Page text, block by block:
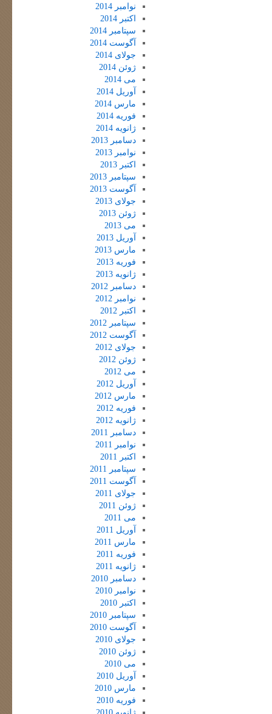
نوامبر 2014
اکتبر 2014
سپتامبر 2014
آگوست 2014
جولای 2014
ژوئن 2014
می 2014
آوریل 2014
مارس 2014
فوریه 2014
ژانویه 2014
دسامبر 2013
نوامبر 2013
اکتبر 2013
سپتامبر 2013
آگوست 2013
جولای 2013
ژوئن 2013
می 2013
آوریل 2013
مارس 2013
فوریه 2013
ژانویه 2013
دسامبر 2012
نوامبر 2012
اکتبر 2012
سپتامبر 2012
آگوست 2012
جولای 2012
ژوئن 2012
می 2012
آوریل 2012
مارس 2012
فوریه 2012
ژانویه 2012
دسامبر 2011
نوامبر 2011
اکتبر 2011
سپتامبر 2011
آگوست 2011
جولای 2011
ژوئن 2011
می 2011
آوریل 2011
مارس 2011
فوریه 2011
ژانویه 2011
دسامبر 2010
نوامبر 2010
اکتبر 2010
سپتامبر 2010
آگوست 2010
جولای 2010
ژوئن 2010
می 2010
آوریل 2010
مارس 2010
فوریه 2010